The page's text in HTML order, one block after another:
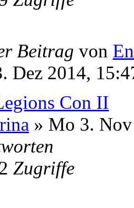
Beitrag von
Dez 2014,
Con II
» Mo 3.
Zugriffe